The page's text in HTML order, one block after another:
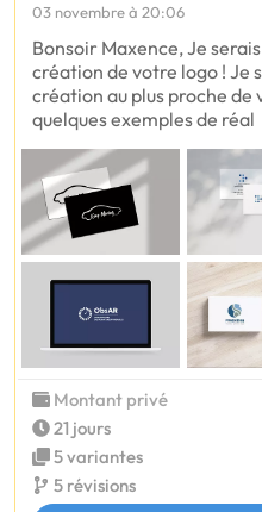
03 novembre à 20:06
Bonsoir Maxence, Je
création de votre logo ! Je
création au plus proche de
quelques exemples de réal
Montant privé
21 jours
5 variantes
5 révisions